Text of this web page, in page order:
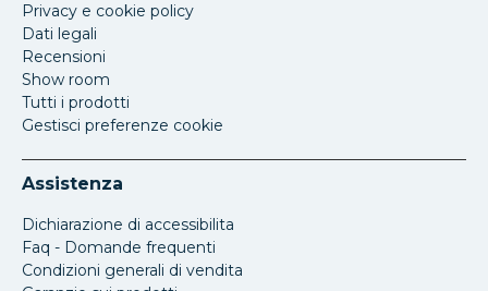
Privacy e cookie policy
Dati legali
Recensioni
Show room
Tutti i prodotti
Gestisci preferenze cookie
Assistenza
Dichiarazione di accessibilita
Faq - Domande frequenti
Condizioni generali di vendita